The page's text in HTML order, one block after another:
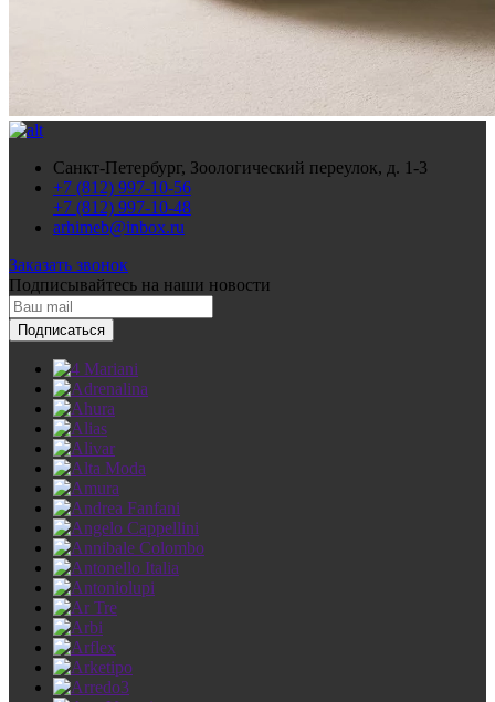
Санкт-Петербург, Зоологический переулок, д. 1-3
+7 (812) 997-10-56
+7 (812) 997-10-48
arhimeb@inbox.ru
Заказать звонок
Подписывайтесь на наши новости